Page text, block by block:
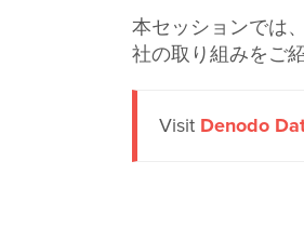
本セッションでは
社の取り組みをご
Visit Denodo